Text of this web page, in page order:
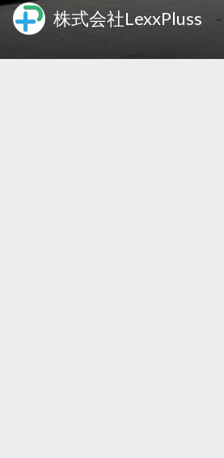
株式会社LexxPluss